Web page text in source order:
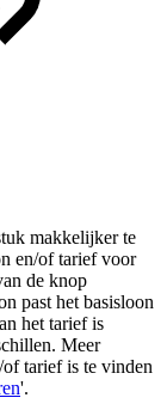
makkelijker te
en/of tarief voor
de knop
past het basisloon
het tarief is
Meer
tarief is te vinden
'.